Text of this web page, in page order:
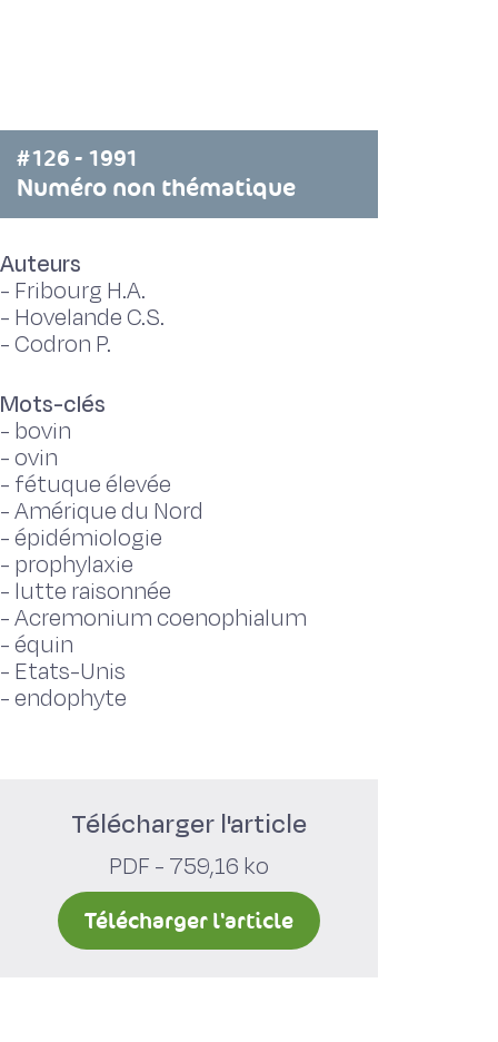
#126 - 1991
Numéro non thématique
Auteurs
- Fribourg H.A.
- Hovelande C.S.
-Codron P.
Mots-clés
- bovin
-ovin
- fétuque élevée
-Amérique du Nord
-épidémiologie
- prophylaxie
- lutte raisonnée
-Acremonium coenophialum
-équin
- Etats-Unis
-endophyte
Télécharger l'article
PDF - 759,16 ko
Télécharger l'article